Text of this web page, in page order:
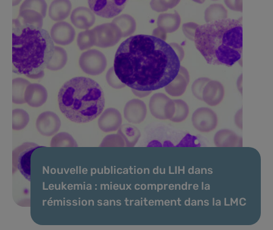
Nouvelle publication du LIH dans
Leukemia : mieux comprendre la
rémission sans traitement dans la LMC